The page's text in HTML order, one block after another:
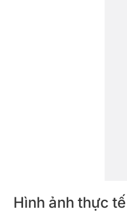
Hình ảnh thực